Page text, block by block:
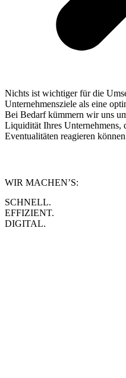
Nichts ist wichtiger für die
Unternehmensziele als eine
Bei Bedarf kümmern wir uns
Liquidität Ihres Unternehmens,
Eventualitäten reagieren
WIR MACHEN’S:
SCHNELL.
EFFIZIENT.
DIGITAL.